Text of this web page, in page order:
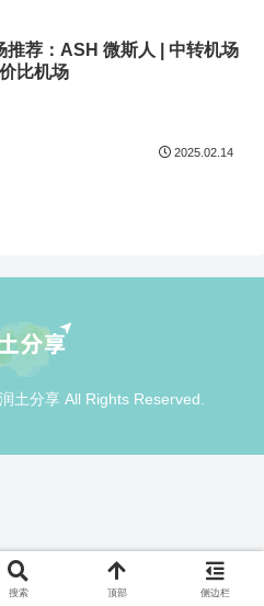
推荐：ASH 微斯人 | 中转机场
价比机场
2025.02.14
土分享 All Rights Reserved.
搜索 顶部 侧边栏